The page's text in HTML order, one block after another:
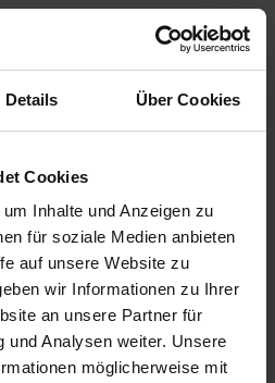
Details Über Cookies
Cookies
Inhalte und Anzeigen zu
für soziale Medien anbieten
auf unsere Website zu
wir Informationen zu Ihrer
an unsere Partner für
und Analysen weiter. Unsere
möglicherweise mit